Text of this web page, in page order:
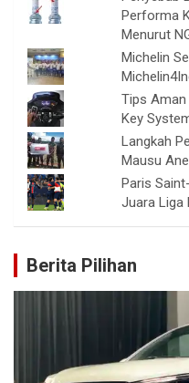
Performa
Menurut
Michelin
Tips
Key
Langkah
Mausu Ane
Paris
Juara Liga
Berita Pilihan